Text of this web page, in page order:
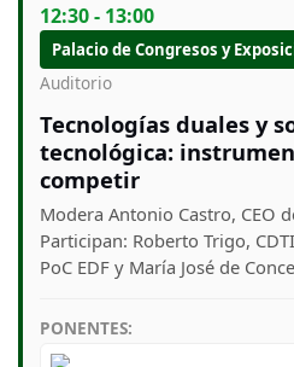
12:30 - 13:00
Palacio de Congresos y
Auditorio
Tecnologías duales y
tecnológica:
competir
Modera Antonio Castro, CEO
Participan: Roberto Trigo,
PoC EDF y María José de
PONENTES: